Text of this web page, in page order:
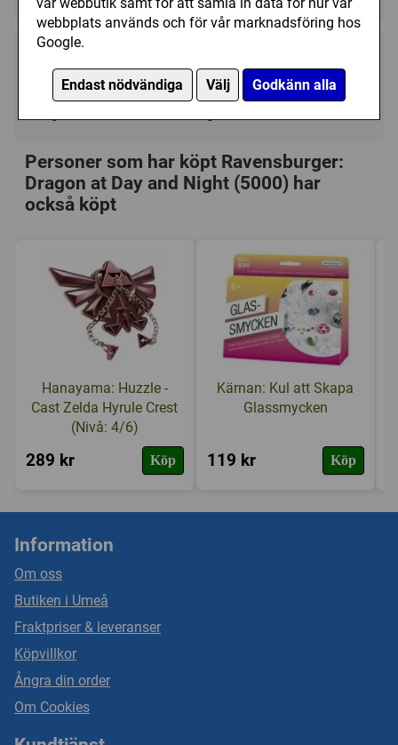
webbplats används och för vår marknadsföring hos
Google.
Endast nödvändiga Välj Godkänn alla
599 kr Köp
Personer som har köpt Ravensburger:
Dragon at Day and Night (5000) har
också köpt
Hanayama: Huzzle -
Cast Zelda Hyrule Crest
(Nivå: 4/6)
289 kr Köp
Kärnan: Kul att Skapa
Glassmycken
119 kr Köp
Information
Om oss
Butiken i Umeå
Fraktpriser & leveranser
Köpvillkor
Ångra din order
Om Cookies